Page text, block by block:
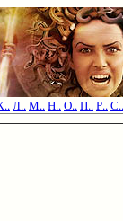
Л..М..Н..О..П..Р..С..